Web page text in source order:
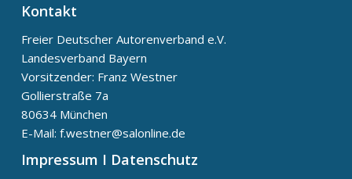
Kontakt
Freier Deutscher Autorenverband e.V.
Landesverband Bayern
Vorsitzender: Franz Westner
Gollierstraße 7a
80634 München
E-Mail: f.westner@salonline.de
Impressum I Datenschutz